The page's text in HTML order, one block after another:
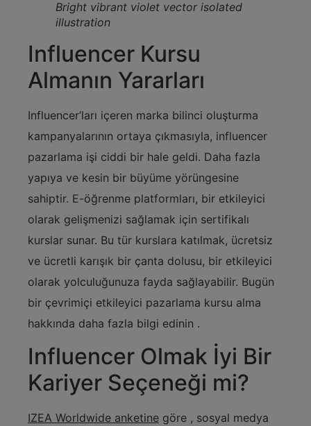
Bright vibrant violet vector isolated
illustration
Influencer Kursu
Almanın Yararları
Influencer’ları içeren marka bilinci oluşturma
kampanyalarının ortaya çıkmasıyla, influencer
pazarlama işi ciddi bir hale geldi. Daha fazla
yapıya ve kesin bir büyüme yörüngesine
sahiptir. E-öğrenme platformları, bir etkileyici
olarak gelişmenizi sağlamak için sertifikalı
kurslar sunar. Bu tür kurslara katılmak, ücretsiz
ve ücretli karışık bir çanta dolusu, bir etkileyici
olarak yolculuğunuza fayda sağlayabilir. Bugün
bir çevrimiçi etkileyici pazarlama kursu alma
hakkında daha fazla bilgi edinin .
Influencer Olmak İyi Bir
Kariyer Seçeneği mi?
IZEA Worldwide anketine göre , sosyal medya